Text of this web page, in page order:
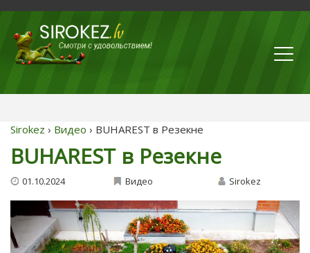
Sirokez › Видео › BUHAREST в Резекне
BUHAREST в Резекне
01.10.2024 Видео Sirokez